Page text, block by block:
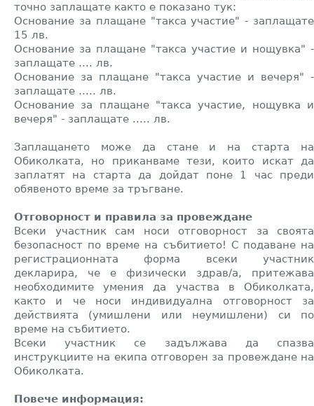
точно заплащате както е показано тук:
Основание за плащане "такса участие" - заплащате
15 лв.
Основание за плащане "такса участие и нощувка" -
заплащате .... лв.
Основание за плащане "такса участие и вечеря" -
заплащате ..... лв.
Основание за плащане "такса участие, нощувка и
вечеря" - заплащате ..... лв.
Заплащането може да стане и на старта на
Обиколката, но приканваме тези, които искат да
заплатят на старта да дойдат поне 1 час преди
обявеното време за тръгване.
Отговорност и правила за провеждане
Всеки участник сам носи отговорност за своята
безопасност по време на събитието! С подаване на
регистрационната форма всеки участник
декларира, че е физически здрав/а,
притежава
необходимите умения да участва
в
Обиколката,
както и че носи индивидуална
отговорност за
действията (умишлени или неумишлени) си по
време на събитието.
Всеки участник се задължава да спазва
инструкциите на екипа отговорен за провеждане на
Обиколката.
Повече информация: